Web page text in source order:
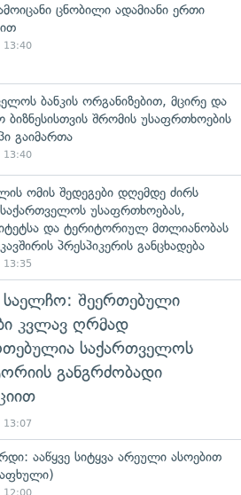
ცნობილი ადამიანი ერთი
13:40
ბანკის ორგანიზებით, მცირე და
ბიზნესისთვის შრომის უსაფრთხოების
გაიმართა
13:40
ომის შედეგები დღემდე ძირს
უსაფრთხოებას,
და ტერიტორიულ მთლიანობას
პრესპიკერის განცხადება
13:35
საელჩო: შეერთებული
კვლავ ღრმად
საქართველოს
განგრძობადი
13:07
ააწყვე სიტყვა არეული ასოებით
12:00